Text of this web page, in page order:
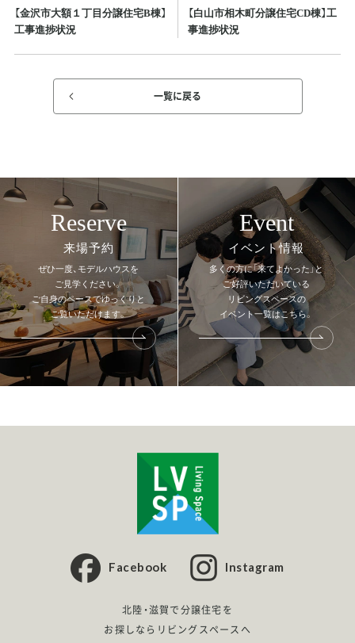
【金沢市大額１丁目分譲住宅B棟】
工事進捗状況
【白山市相木町分譲住宅CD棟】工
事進捗状況
一覧に戻る
Reserve
来場予約
ぜひ一度、モデルハウスを
ご見学ください。
ご自身のペースでゆっくりと
ご覧いただけます。
Event
イベント情報
多くの方に「来てよかった」と
ご好評いただいている
リビングスペースの
イベント一覧はこちら。
Facebook Instagram
北陸・滋賀で分譲住宅を
お探しならリビングスペースへ